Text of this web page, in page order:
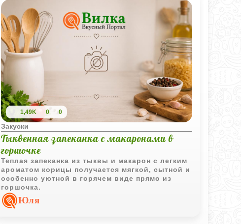
1,49K 0 0
Закуски
Тыквенная запеканка с макаронами в
горшочке
Теплая запеканка из тыквы и макарон с легким
ароматом корицы получается мягкой, сытной и
особенно уютной в горячем виде прямо из
горшочка.
Юля